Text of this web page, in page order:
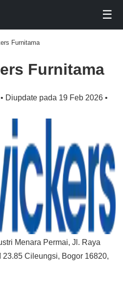
☰
Furnitama
Furnitama
Diupdate pada 19 Feb 2026 •
Menara Permai, Jl. Raya
23.85 Cileungsi, Bogor 16820,